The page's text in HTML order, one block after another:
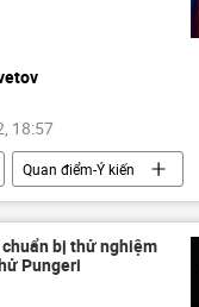
18:57
Quan điểm-Ý kiến
Biển Đông
bị thử nghiệm
Pungeri